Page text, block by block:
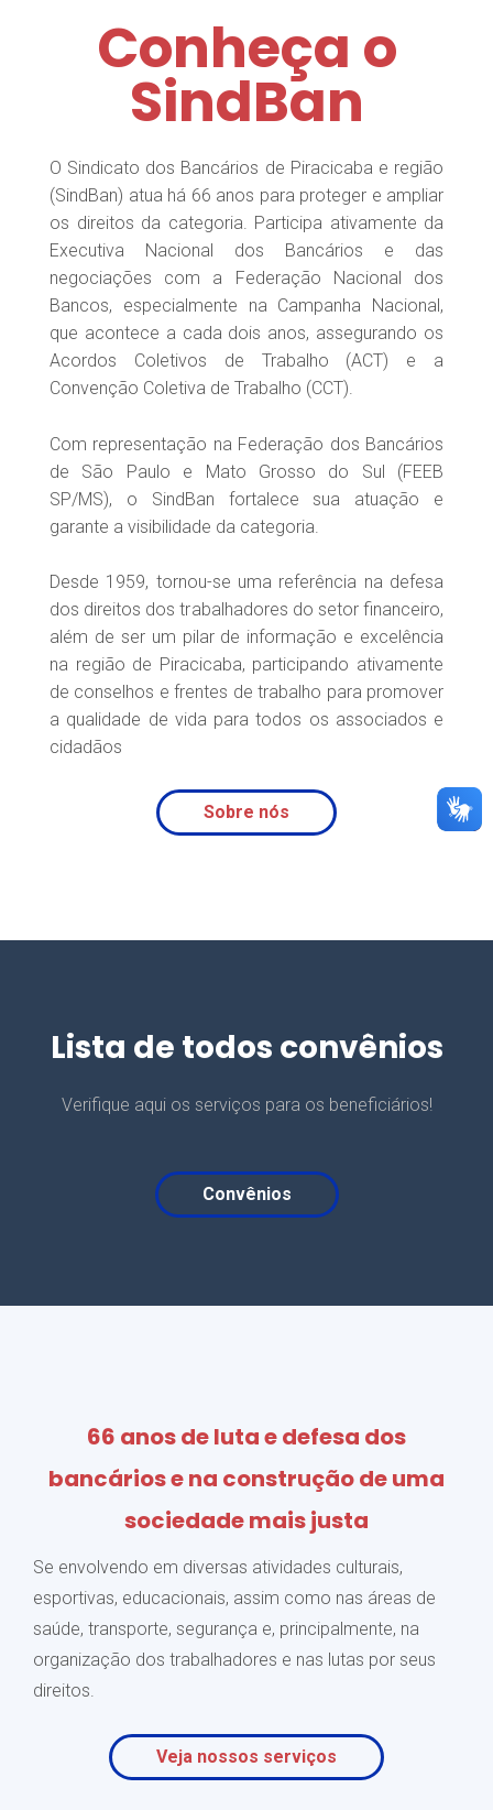
Conheça o
SindBan
O Sindicato dos Bancários de Piracicaba e região
(SindBan) atua há 66 anos para proteger e ampliar
os direitos da categoria. Participa ativamente da
Executiva Nacional dos Bancários e das
negociações com a Federação Nacional dos
Bancos, especialmente na Campanha Nacional,
que acontece a cada dois anos, assegurando os
Acordos Coletivos de Trabalho (ACT) e a
Convenção Coletiva de Trabalho (CCT).
Com representação na Federação dos Bancários
de São Paulo e Mato Grosso do Sul (FEEB
SP/MS), o SindBan fortalece sua atuação e
garante a visibilidade da categoria.
Desde 1959, tornou-se uma referência na defesa
dos direitos dos trabalhadores do setor financeiro,
além de ser um pilar de informação e excelência
na região de Piracicaba, participando ativamente
de conselhos e frentes de trabalho para promover
a qualidade de vida para todos os associados e
cidadãos
Sobre nós
Lista de todos convênios
Verifique aqui os serviços para os beneficiários!
Convênios
66 anos de luta e defesa dos
bancários e na construção de uma
sociedade mais justa
Se envolvendo em diversas atividades culturais,
esportivas, educacionais, assim como nas áreas de
saúde, transporte, segurança e, principalmente, na
organização dos trabalhadores e nas lutas por seus
direitos.
Veja nossos serviços